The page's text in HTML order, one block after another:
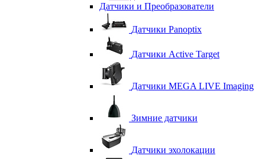
Датчики и Преобразователи
Датчики Panoptix
Датчики Active Target
Датчики MEGA LIVE Imaging
Зимние датчики
Датчики эхолокации